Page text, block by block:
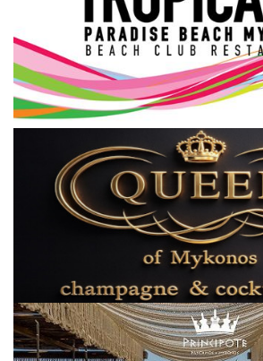
Cost Of Living Crisis
Opinion + Analysis
L’Art des Sens
Local Elections 2023
Elections 2023
Γλώσσα